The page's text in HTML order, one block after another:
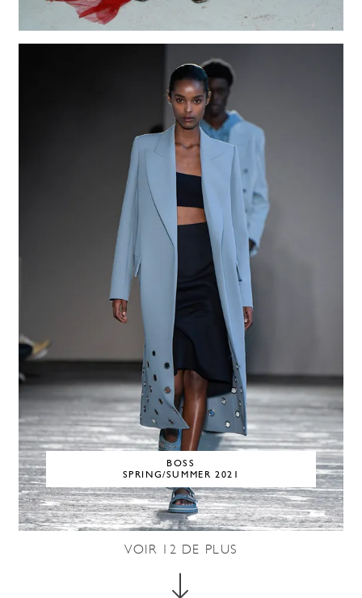
BOSS
SPRING/SUMMER 2021
VOIR 12 DE PLUS